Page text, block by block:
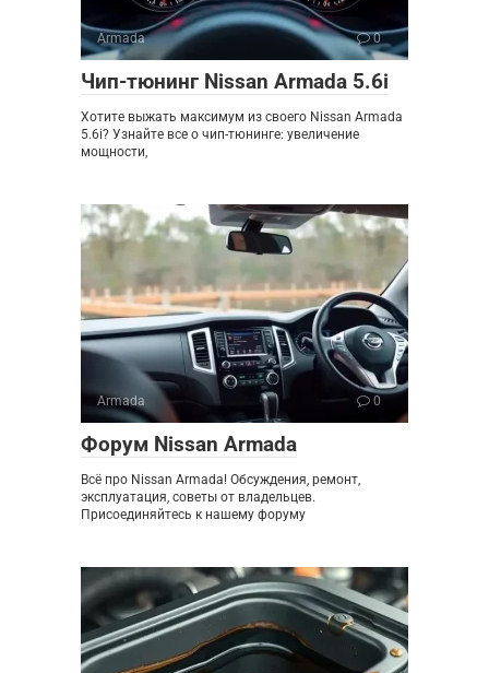
Armada 0
Чип-тюнинг Nissan Armada 5.6i
Хотите выжать максимум из своего Nissan Armada
5.6i? Узнайте все о чип-тюнинге: увеличение
мощности,
Armada 0
Форум Nissan Armada
Всё про Nissan Armada! Обсуждения, ремонт,
эксплуатация, советы от владельцев.
Присоединяйтесь к нашему форуму